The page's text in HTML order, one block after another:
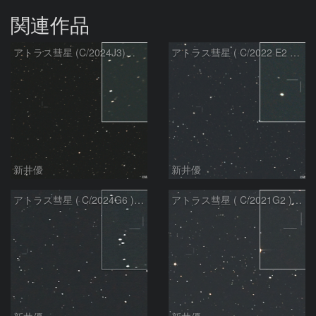
関連作品
アトラス彗星 (C/2024J3)：2026/08/05
新井優
アトラス彗星 ( C/2022 E2 )：2026/07/27
新井優
アトラス彗星 ( C/2024G6 )：2026/07/08 アトラス彗星 ( C/2021G2 )：2026/07/08